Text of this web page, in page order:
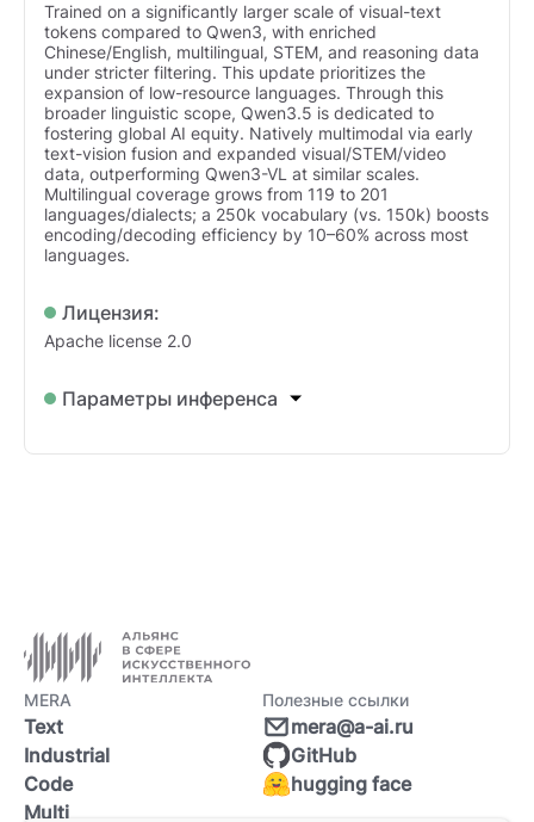
Trained on a significantly larger scale of visual-text
tokens compared to Qwen3, with enriched
Chinese/English, multilingual, STEM, and reasoning data
under stricter filtering. This update prioritizes the
expansion of low-resource languages. Through this
broader linguistic scope, Qwen3.5 is dedicated to
fostering global AI equity. Natively multimodal via early
text-vision fusion and expanded visual/STEM/video
data, outperforming Qwen3-VL at similar scales.
Multilingual coverage grows from 119 to 201
languages/dialects; a 250k vocabulary (vs. 150k) boosts
encoding/decoding efficiency by 10–60% across most
languages.
Лицензия:
Apache license 2.0
Параметры инференса
MERA
Text
Industrial
Code
Multi
Полезные ссылки
mera@a-ai.ru
GitHub
hugging face